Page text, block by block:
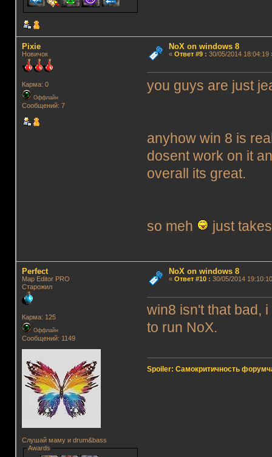
Pixie
Новичок
Карма: 0
Оффлайн
Сообщений: 7
NoX on windows 8
« Ответ #9: 30/05/2014 18:04:19
you guys are just
anyhow win 8 is
dosent work on it
overall its great.
so meh just
Perfect
Map Editor PRO
Старожил
Карма: 125
Оффлайн
Сообщений: 1149
Слушай маму и drum&bass
Awards
NoX on windows 8
« Ответ #10: 30/05/2014
win8 isn't that bad,
to run NoX.
Spoiler: Самокритичность